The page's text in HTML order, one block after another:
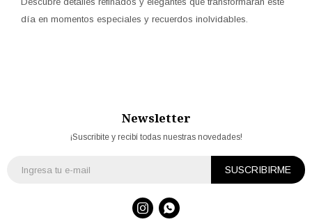
día en momentos especiales y recuerdos inolvidables.
Newsletter
¡Suscribite y recibí todas nuestras novedades!
SUSCRIBIRME
 